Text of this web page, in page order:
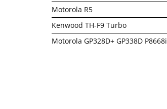
Motorola R5
Kenwood TH-F9 Turbo
Motorola GP328D+ GP338D P8668i